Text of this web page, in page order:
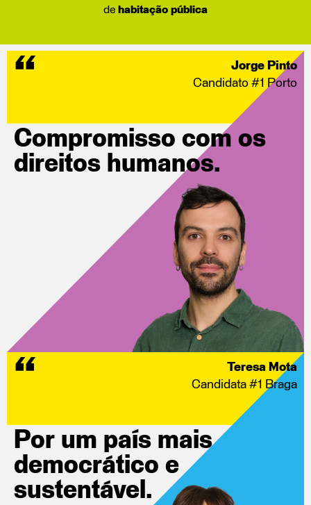
de habitação pública
Jorge Pinto
Candidato #1 Porto
Compromisso com os
direitos humanos.
Teresa Mota
Candidata #1 Braga
Por um país mais
democrático e
sustentável.